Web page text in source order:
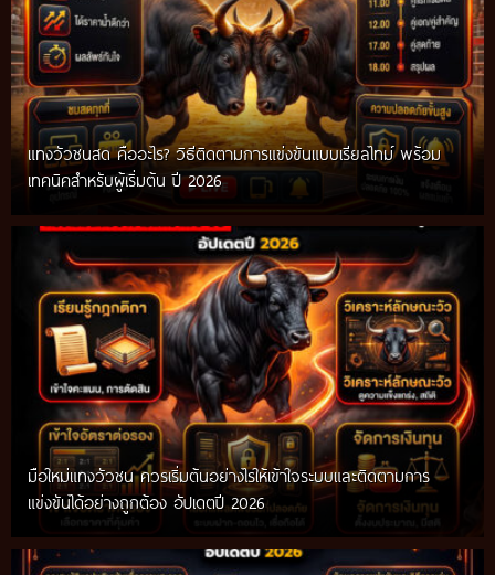
แทงวัวชนสด คืออะไร? วิธีติดตามการแข่งขันแบบเรียลไทม์ พร้อม
เทคนิคสำหรับผู้เริ่มต้น ปี 2026
มือใหม่แทงวัวชน ควรเริ่มต้นอย่างไรให้เข้าใจระบบและติดตามการ
แข่งขันได้อย่างถูกต้อง อัปเดตปี 2026